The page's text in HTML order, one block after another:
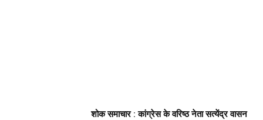
शोक समाचार : कांग्रेस के वरिष्ठ नेता सत्येंद्र वासन